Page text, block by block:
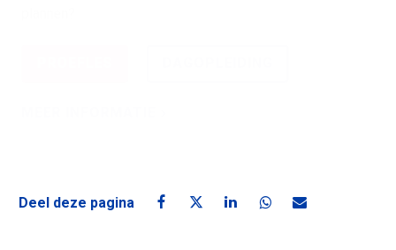
Deel deze pagina
Deel deze pagina op Facebook
Deel deze pagina op X
Deel deze pagina op
Deel deze pagina
Deel deze